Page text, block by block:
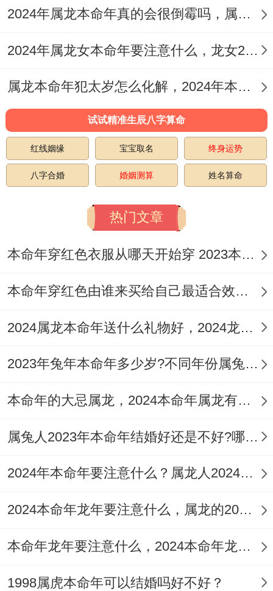
面对本命年结婚可能带来的种种压力与挑战,
扶持、共同面对、就一定能够克服一切费
劲！要学会调整自己的心态,以积极的态度去
迎接婚姻生活中的每一个挑战合机遇。
说真的，再我们也要学会珍惜眼前人 - 感恩
彼此的陪伴跟付出，让爱情再岁月的长河中
历久弥新、愈加深厚。
2024年本命年想要结婚并追求婚姻幸福的人
践！
通过拜太岁祈求庇佑、加强沟通增进理解、
态保持乐观向上等举措的共同努力下，一定
能够迎来一段幸福美满的婚姻生活。
属鼠人2024年全年运势 属牛人2024年全年运势
属虎人2024年全年运势 属兔人2024年全年运势
属马人2024年全年运势 属羊人2024年全年运势
2024年属龙本命年真的会很倒霉吗，属龙的如何顺利度过2024本命年
2024年属龙女本命年要注意什么，龙女2024年本命年注意4要点
属龙本命年犯太岁怎么化解，2024年本命年属龙的化解秘诀
试试精准生辰八字算命
红线姻缘 宝宝取名 终身运势
八字合婚 婚姻测算 姓名算命
热门文章
本命年穿红色衣服从哪天开始穿 2023本命年每天穿红
本命年穿红色由谁来买给自己最适合效果最好
2024属龙本命年送什么礼物好，2024龙年适合的本命年旺运礼物
2023年兔年本命年多少岁?不同年份属兔人如何化解太岁？
本命年的大忌属龙，2024本命年属龙有哪些忌讳
属兔人2023年本命年结婚好还是不好?哪些属相今年结婚不好？
2024年本命年要注意什么？属龙人2024年本命年注意事项
2024本命年龙年要注意什么，属龙的2024本命年注意4个方面增添好运
本命年龙年要注意什么，2024本命年龙人注意3点
1998属虎本命年可以结婚吗好不好？